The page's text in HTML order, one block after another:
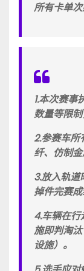
所有卡单
1.本次赛事
数量等限
2.参赛车
纤、仿制金
3.放入轨
掉件完赛成
4.车辆在
施即判淘
设施）。